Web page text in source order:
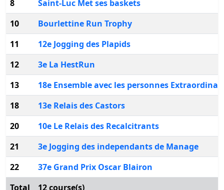
8
Saint-Luc Met ses baskets
10
Bourlettine Run Trophy
11
12e Jogging des Plapids
12
3e La HestRun
13
18e Ensemble avec les personnes
18
13e Relais des Castors
20
10e Le Relais des Recalcitrants
21
3e Jogging des independants de Manage
22
37e Grand Prix Oscar Blairon
Total
12 course(s)